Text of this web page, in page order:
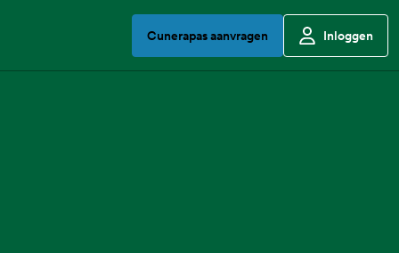
Cunerapas aanvragen Inloggen